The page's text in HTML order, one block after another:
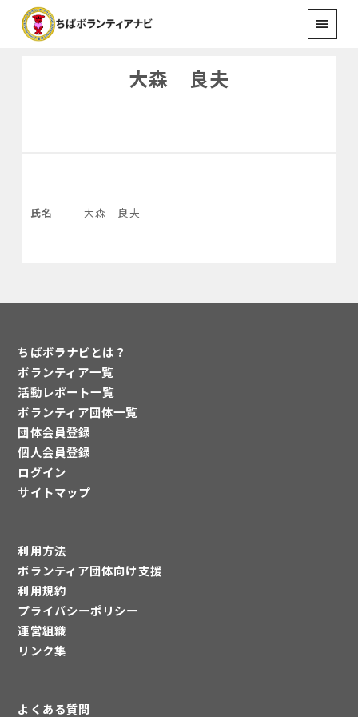
大森 良夫
氏名 大森 良夫
ちばボラナビとは？
ボランティア一覧
活動レポート一覧
ボランティア団体一覧
団体会員登録
個人会員登録
ログイン
サイトマップ
利用方法
ボランティア団体向け支援
利用規約
プライバシーポリシー
運営組織
リンク集
よくある質問